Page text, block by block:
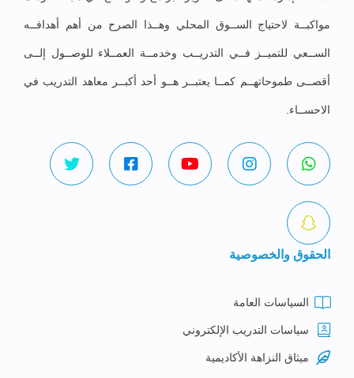
مواكبــة لاحتياج الســوق المحلي وهــذا الصرح من أهم أهدافــه
الســعي للتميــز فــي التدريــب وخدمــة العمــلاء للوصــول إلــى
أقصــى طموحاتهــم كمــا يعتبــر هــو أحد أكبــر معاهد التدريب في
الاحســاء.
الحقوق والخصوصية
السياسات العامة
سياسات التدريب الإلكتروني
ميثاق النزاهة الأكاديمية